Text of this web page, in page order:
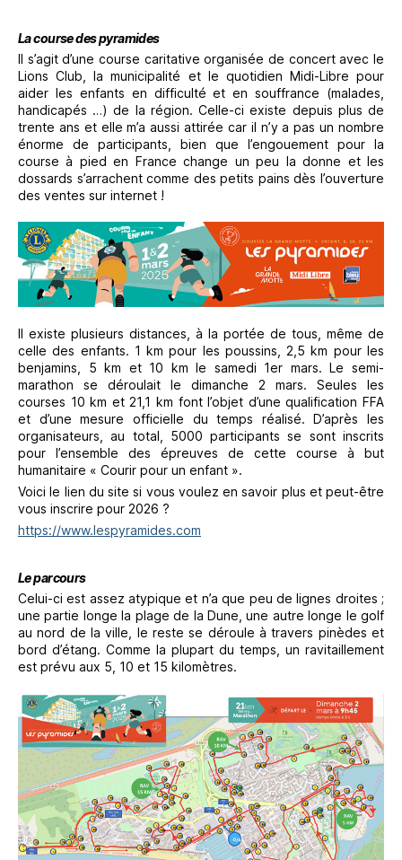
La course des pyramides
Il s’agit d’une course caritative organisée de concert avec le
Lions Club, la municipalité et le quotidien Midi-Libre pour
aider les enfants en difficulté et en souffrance (malades,
handicapés …) de la région. Celle-ci existe depuis plus de
trente ans et elle m’a aussi attirée car il n’y a pas un nombre
énorme de participants, bien que l’engouement pour la
course à pied en France change un peu la donne et les
dossards s’arrachent comme des petits pains dès l’ouverture
des ventes sur internet !
Il existe plusieurs distances, à la portée de tous, même de
celle des enfants. 1 km pour les poussins, 2,5 km pour les
benjamins, 5 km et 10 km le samedi 1er mars. Le semi-
marathon se déroulait le dimanche 2 mars. Seules les
courses 10 km et 21,1 km font l’objet d’une qualification FFA
et d’une mesure officielle du temps réalisé. D’après les
organisateurs, au total, 5000 participants se sont inscrits
pour l’ensemble des épreuves de cette course à but
humanitaire « Courir pour un enfant ».
Voici le lien du site si vous voulez en savoir plus et peut-être
vous inscrire pour 2026 ?
https://www.lespyramides.com
Le parcours
Celui-ci est assez atypique et n’a que peu de lignes droites ;
une partie longe la plage de la Dune, une autre longe le golf
au nord de la ville, le reste se déroule à travers pinèdes et
bord d’étang. Comme la plupart du temps, un ravitaillement
est prévu aux 5, 10 et 15 kilomètres.